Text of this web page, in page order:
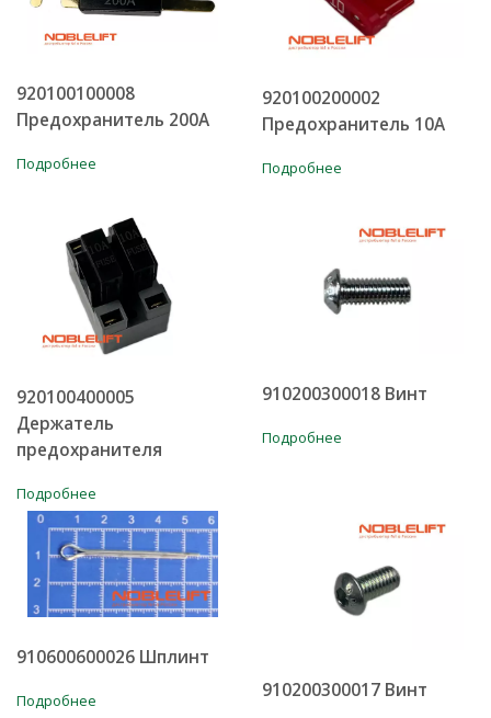
920100100008
Предохранитель 200A
Подробнее
920100200002
Предохранитель 10A
Подробнее
920100400005
Держатель
предохранителя
Подробнее
910200300018 Винт
Подробнее
910600600026 Шплинт
Подробнее 910200300017 Винт